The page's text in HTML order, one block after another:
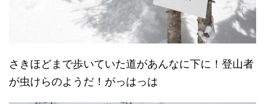
さきほどまで歩いていた道があんなに下に！登山者
が虫けらのようだ！がっはっは